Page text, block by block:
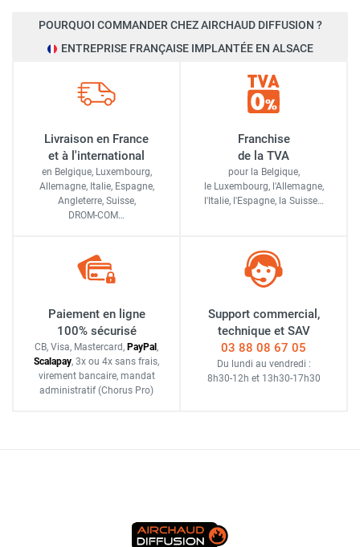
POURQUOI COMMANDER CHEZ AIRCHAUD DIFFUSION ?
ENTREPRISE FRANÇAISE IMPLANTÉE EN ALSACE
Livraison en France
et à l'international
en Belgique, Luxembourg,
Allemagne, Italie, Espagne,
Angleterre, Suisse,
DROM-COM…
Franchise
de la TVA
pour la Belgique,
le Luxembourg, l'Allemagne,
l'Italie, l'Espagne, la Suisse…
Paiement en ligne
100% sécurisé
CB, Visa, Mastercard, PayPal ,
Scalapay, 3x ou 4x sans frais,
virement bancaire, mandat
administratif (Chorus Pro)
Support commercial,
technique et SAV
03 88 08 67 05
Du lundi au vendredi :
8h30-12h et 13h30-17h30